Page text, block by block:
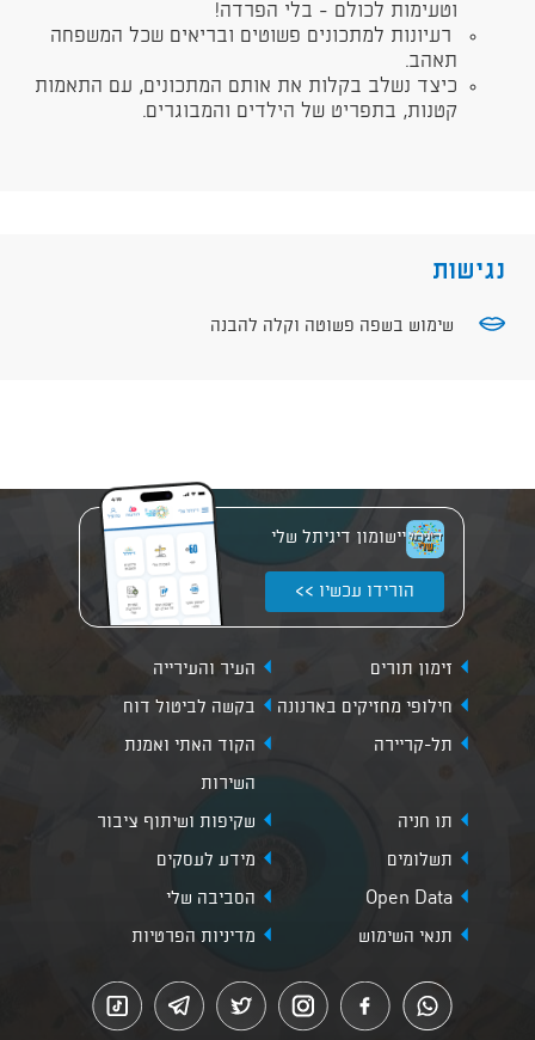
וטעימות לכולם - בלי הפרדה!
רעיונות למתכונים פשוטים ובריאים שכל המשפחה
תאהב.
כיצד נשלב בקלות את אותם המתכונים, עם התאמות
קטנות, בתפריט של הילדים והמבוגרים.
נגישות
שימוש בשפה פשוטה וקלה להבנה
יישומון דיגיתל שלי
הורידו עכשיו >>
זימון תורים
העיר והעירייה
חילופי מחזיקים בארנונה
בקשה לביטול דוח
תל-קריירה
הקוד האתי ואמנת
השירות
תו חניה
שקיפות ושיתוף ציבור
תשלומים
מידע לעסקים
Open Data
הסביבה שלי
תנאי השימוש
מדיניות הפרטיות